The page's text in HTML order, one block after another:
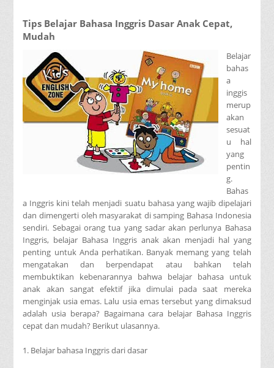
Tips Belajar Bahasa Inggris Dasar Anak Cepat,
Mudah
Belajar
bahas
a
inggis
merup
akan
sesuat
u hal
yang
pentin
g.
Bahas
a Inggris kini telah menjadi suatu bahasa yang wajib dipelajari
dan dimengerti oleh masyarakat di samping Bahasa Indonesia
sendiri. Sebagai orang tua yang sadar akan perlunya Bahasa
Inggris, belajar Bahasa Inggris anak akan menjadi hal yang
penting untuk Anda perhatikan. Banyak memang yang telah
mengatakan dan berpendapat atau bahkan telah
membuktikan kebenarannya bahwa belajar bahasa untuk
anak akan sangat efektif jika dimulai pada saat mereka
menginjak usia emas. Lalu usia emas tersebut yang dimaksud
adalah usia berapa? Bagaimana cara belajar Bahasa Inggris
cepat dan mudah? Berikut ulasannya.
1. Belajar bahasa Inggris dari dasar